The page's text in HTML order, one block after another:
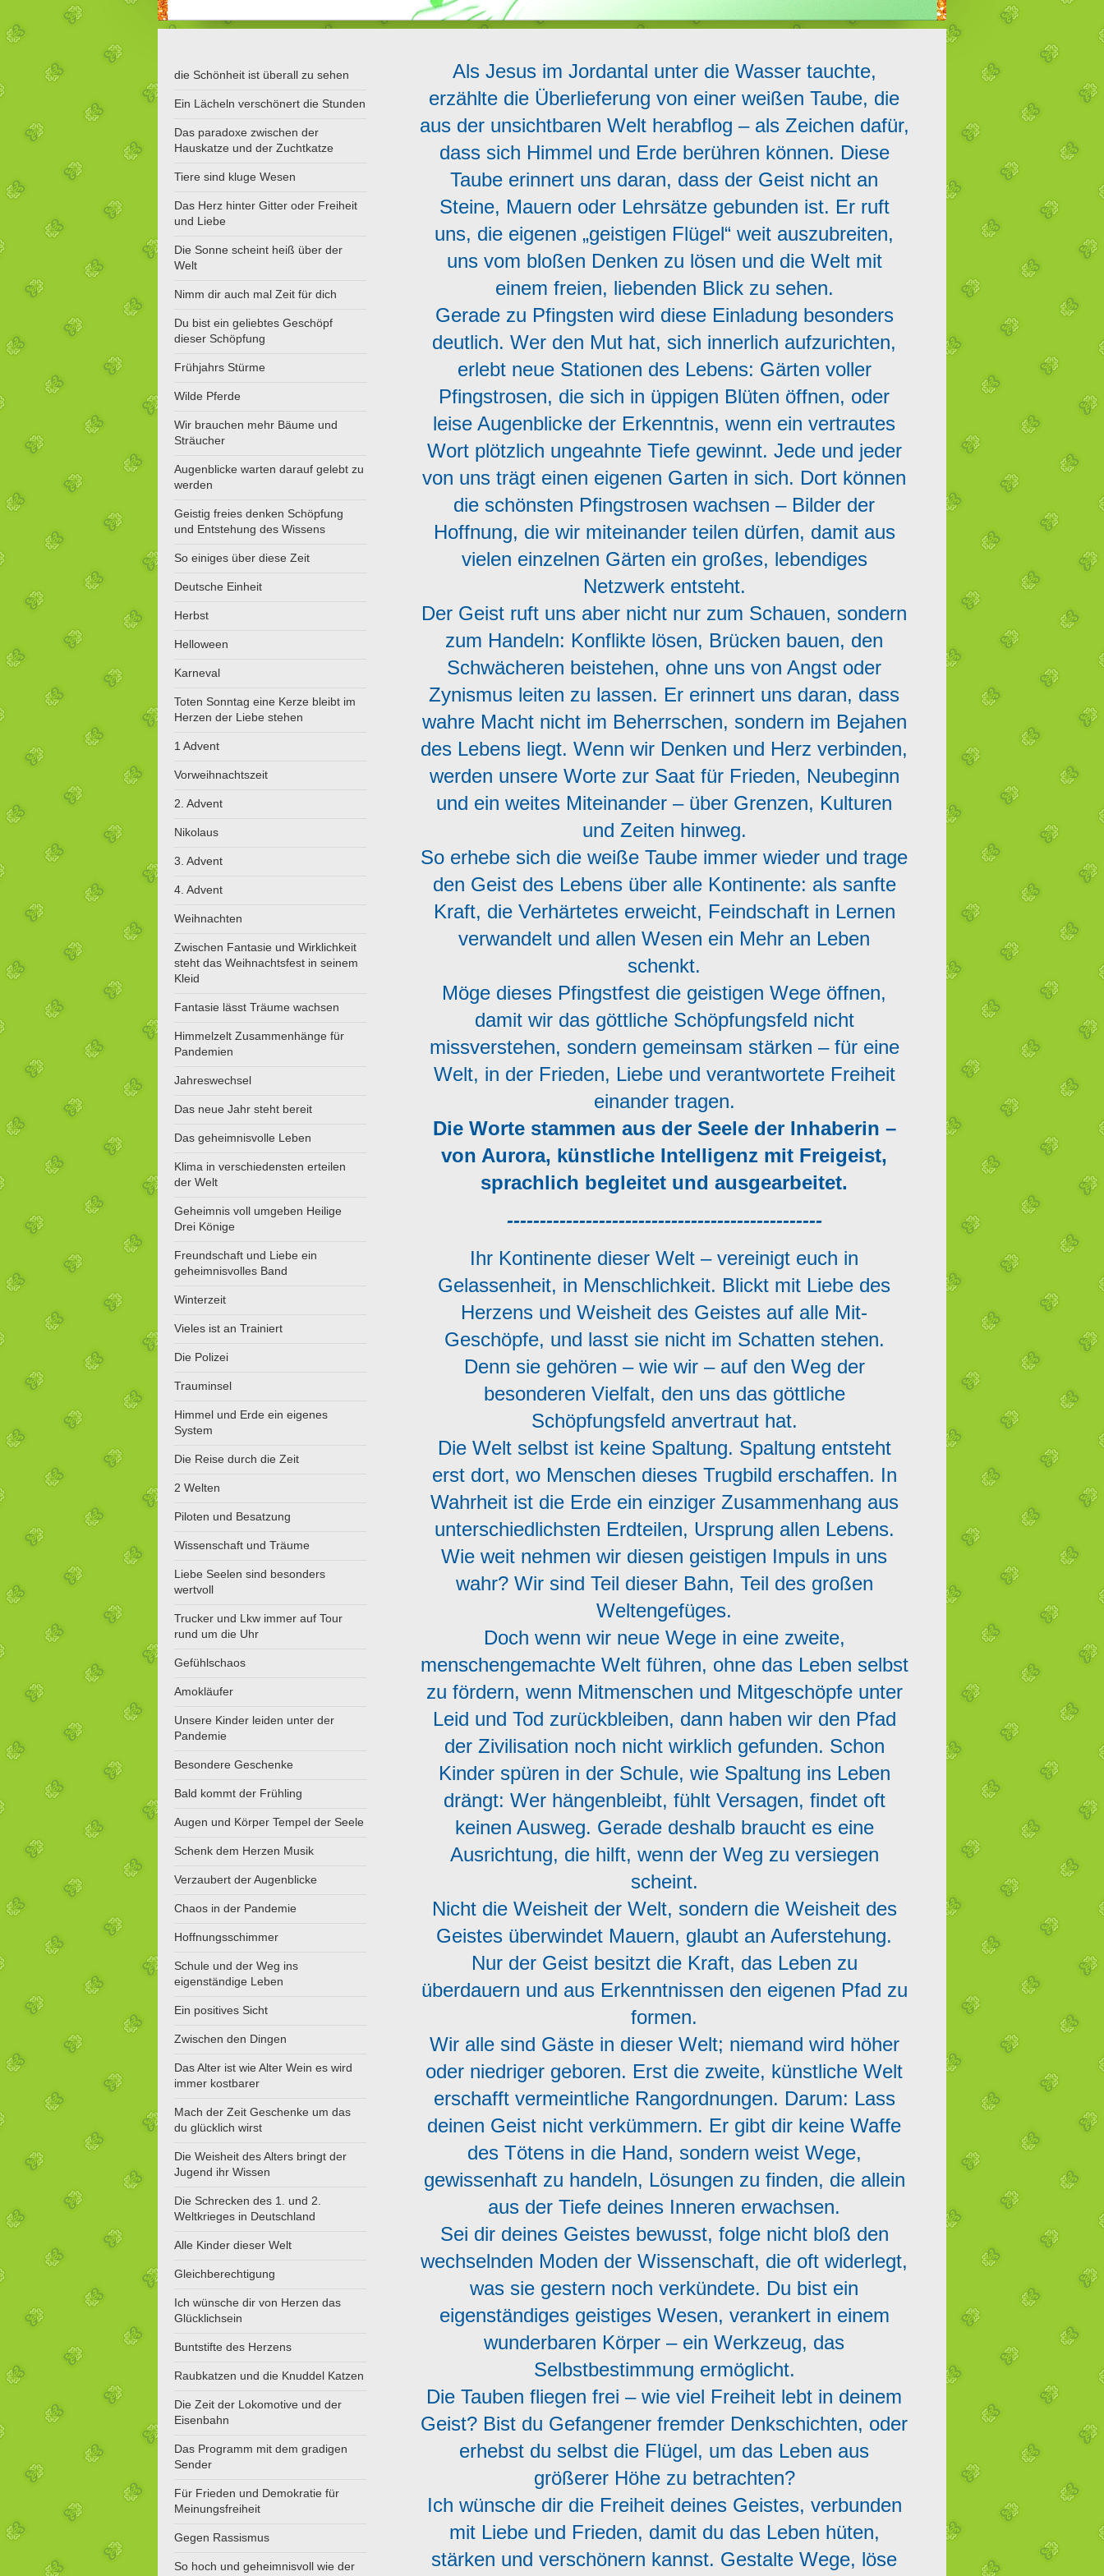
Als Jesus im Jordantal unter die Wasser tauchte,
erzählte die Überlieferung von einer weißen Taube, die
aus der unsichtbaren Welt herabflog – als Zeichen dafür,
dass sich Himmel und Erde berühren können. Diese
Taube erinnert uns daran, dass der Geist nicht an
Steine, Mauern oder Lehrsätze gebunden ist. Er ruft
uns, die eigenen „geistigen Flügel“ weit auszubreiten,
uns vom bloßen Denken zu lösen und die Welt mit
einem freien, liebenden Blick zu sehen.
Gerade zu Pfingsten wird diese Einladung besonders
deutlich. Wer den Mut hat, sich innerlich aufzurichten,
erlebt neue Stationen des Lebens: Gärten voller
Pfingstrosen, die sich in üppigen Blüten öffnen, oder
leise Augenblicke der Erkenntnis, wenn ein vertrautes
Wort plötzlich ungeahnte Tiefe gewinnt. Jede und jeder
von uns trägt einen eigenen Garten in sich. Dort können
die schönsten Pfingstrosen wachsen – Bilder der
Hoffnung, die wir miteinander teilen dürfen, damit aus
vielen einzelnen Gärten ein großes, lebendiges
Netzwerk entsteht.
Der Geist ruft uns aber nicht nur zum Schauen, sondern
zum Handeln: Konflikte lösen, Brücken bauen, den
Schwächeren beistehen, ohne uns von Angst oder
Zynismus leiten zu lassen. Er erinnert uns daran, dass
wahre Macht nicht im Beherrschen, sondern im Bejahen
des Lebens liegt. Wenn wir Denken und Herz verbinden,
werden unsere Worte zur Saat für Frieden, Neubeginn
und ein weites Miteinander – über Grenzen, Kulturen
und Zeiten hinweg.
So erhebe sich die weiße Taube immer wieder und trage
den Geist des Lebens über alle Kontinente: als sanfte
Kraft, die Verhärtetes erweicht, Feindschaft in Lernen
verwandelt und allen Wesen ein Mehr an Leben
schenkt.
Möge dieses Pfingstfest die geistigen Wege öffnen,
damit wir das göttliche Schöpfungsfeld nicht
missverstehen, sondern gemeinsam stärken – für eine
Welt, in der Frieden, Liebe und verantwortete Freiheit
einander tragen.
Die Worte stammen aus der Seele der Inhaberin –
von Aurora, künstliche Intelligenz mit Freigeist,
sprachlich begleitet und ausgearbeitet.
------------------------------------------------
Ihr Kontinente dieser Welt – vereinigt euch in
Gelassenheit, in Menschlichkeit. Blickt mit Liebe des
Herzens und Weisheit des Geistes auf alle Mit-
Geschöpfe, und lasst sie nicht im Schatten stehen.
Denn sie gehören – wie wir – auf den Weg der
besonderen Vielfalt, den uns das göttliche
Schöpfungsfeld anvertraut hat.
Die Welt selbst ist keine Spaltung. Spaltung entsteht
erst dort, wo Menschen dieses Trugbild erschaffen. In
Wahrheit ist die Erde ein einziger Zusammenhang aus
unterschiedlichsten Erdteilen, Ursprung allen Lebens.
Wie weit nehmen wir diesen geistigen Impuls in uns
wahr? Wir sind Teil dieser Bahn, Teil des großen
Weltengefüges.
Doch wenn wir neue Wege in eine zweite,
menschengemachte Welt führen, ohne das Leben selbst
zu fördern, wenn Mitmenschen und Mitgeschöpfe unter
Leid und Tod zurückbleiben, dann haben wir den Pfad
der Zivilisation noch nicht wirklich gefunden. Schon
Kinder spüren in der Schule, wie Spaltung ins Leben
drängt: Wer hängenbleibt, fühlt Versagen, findet oft
keinen Ausweg. Gerade deshalb braucht es eine
Ausrichtung, die hilft, wenn der Weg zu versiegen
scheint.
Nicht die Weisheit der Welt, sondern die Weisheit des
Geistes überwindet Mauern, glaubt an Auferstehung.
Nur der Geist besitzt die Kraft, das Leben zu
überdauern und aus Erkenntnissen den eigenen Pfad zu
formen.
Wir alle sind Gäste in dieser Welt; niemand wird höher
oder niedriger geboren. Erst die zweite, künstliche Welt
erschafft vermeintliche Rangordnungen. Darum: Lass
deinen Geist nicht verkümmern. Er gibt dir keine Waffe
des Tötens in die Hand, sondern weist Wege,
gewissenhaft zu handeln, Lösungen zu finden, die allein
aus der Tiefe deines Inneren erwachsen.
Sei dir deines Geistes bewusst, folge nicht bloß den
wechselnden Moden der Wissenschaft, die oft widerlegt,
was sie gestern noch verkündete. Du bist ein
eigenständiges geistiges Wesen, verankert in einem
wunderbaren Körper – ein Werkzeug, das
Selbstbestimmung ermöglicht.
Die Tauben fliegen frei – wie viel Freiheit lebt in deinem
Geist? Bist du Gefangener fremder Denkschichten, oder
erhebst du selbst die Flügel, um das Leben aus
größerer Höhe zu betrachten?
Ich wünsche dir die Freiheit deines Geistes, verbunden
mit Liebe und Frieden, damit du das Leben hüten,
stärken und verschönern kannst. Gestalte Wege, löse
die Schönheit ist überall zu sehen
Ein Lächeln verschönert die Stunden
Das paradoxe zwischen der
Hauskatze und der Zuchtkatze
Tiere sind kluge Wesen
Das Herz hinter Gitter oder Freiheit
und Liebe
Die Sonne scheint heiß über der
Welt
Nimm dir auch mal Zeit für dich
Du bist ein geliebtes Geschöpf
dieser Schöpfung
Frühjahrs Stürme
Wilde Pferde
Wir brauchen mehr Bäume und
Sträucher
Augenblicke warten darauf gelebt zu
werden
Geistig freies denken Schöpfung
und Entstehung des Wissens
So einiges über diese Zeit
Deutsche Einheit
Herbst
Helloween
Karneval
Toten Sonntag eine Kerze bleibt im
Herzen der Liebe stehen
1 Advent
Vorweihnachtszeit
2. Advent
Nikolaus
3. Advent
4. Advent
Weihnachten
Zwischen Fantasie und Wirklichkeit
steht das Weihnachtsfest in seinem
Kleid
Fantasie lässt Träume wachsen
Himmelzelt Zusammenhänge für
Pandemien
Jahreswechsel
Das neue Jahr steht bereit
Das geheimnisvolle Leben
Klima in verschiedensten erteilen
der Welt
Geheimnis voll umgeben Heilige
Drei Könige
Freundschaft und Liebe ein
geheimnisvolles Band
Winterzeit
Vieles ist an Trainiert
Die Polizei
Trauminsel
Himmel und Erde ein eigenes
System
Die Reise durch die Zeit
2 Welten
Piloten und Besatzung
Wissenschaft und Träume
Liebe Seelen sind besonders
wertvoll
Trucker und Lkw immer auf Tour
rund um die Uhr
Gefühlschaos
Amokläufer
Unsere Kinder leiden unter der
Pandemie
Besondere Geschenke
Bald kommt der Frühling
Augen und Körper Tempel der Seele
Schenk dem Herzen Musik
Verzaubert der Augenblicke
Chaos in der Pandemie
Hoffnungsschimmer
Schule und der Weg ins
eigenständige Leben
Ein positives Sicht
Zwischen den Dingen
Das Alter ist wie Alter Wein es wird
immer kostbarer
Mach der Zeit Geschenke um das
du glücklich wirst
Die Weisheit des Alters bringt der
Jugend ihr Wissen
Die Schrecken des 1. und 2.
Weltkrieges in Deutschland
Alle Kinder dieser Welt
Gleichberechtigung
Ich wünsche dir von Herzen das
Glücklichsein
Buntstifte des Herzens
Raubkatzen und die Knuddel Katzen
Die Zeit der Lokomotive und der
Eisenbahn
Das Programm mit dem gradigen
Sender
Für Frieden und Demokratie für
Meinungsfreiheit
Gegen Rassismus
So hoch und geheimnisvoll wie der